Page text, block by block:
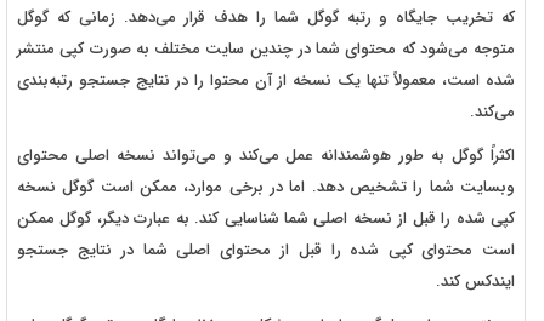
که تخریب جایگاه و رتبه گوگل شما را هدف قرار می‌دهد. زمانی که گوگل
متوجه می‌شود که محتوای شما در چندین سایت مختلف به صورت کپی منتشر
شده است، معمولاً تنها یک نسخه از آن محتوا را در نتایج جستجو رتبه‌بندی
می‌کند.
اکثراً گوگل به طور هوشمندانه عمل می‌کند و می‌تواند نسخه اصلی محتوای
وبسایت شما را تشخیص دهد. اما در برخی موارد، ممکن است گوگل نسخه
کپی شده را قبل از نسخه اصلی شما شناسایی کند. به عبارت دیگر، گوگل ممکن
است محتوای کپی شده را قبل از محتوای اصلی شما در نتایج جستجو
ایندکس کند.